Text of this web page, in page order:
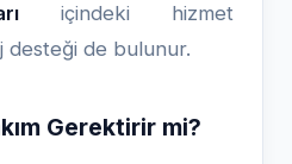
içindeki hizmet
desteği de bulunur.
Gerektirir mi?